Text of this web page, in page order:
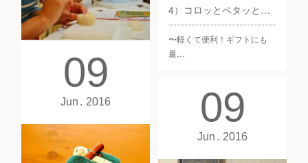
4）コロッとペタッとがまぐち基礎部
〜軽くて便利！ギフトにも
最…
〜うふふ♪でニヤニヤ自…
09
Jun 2016 09
Jun 2016